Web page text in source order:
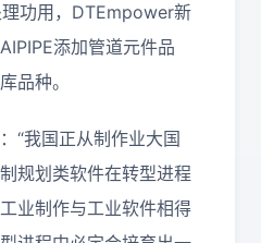
理功用，DTEmpower新
添加管道元件品
品种。
“我国正从制作业大国
规划类软件在转型进程
业制作与工业软件相得